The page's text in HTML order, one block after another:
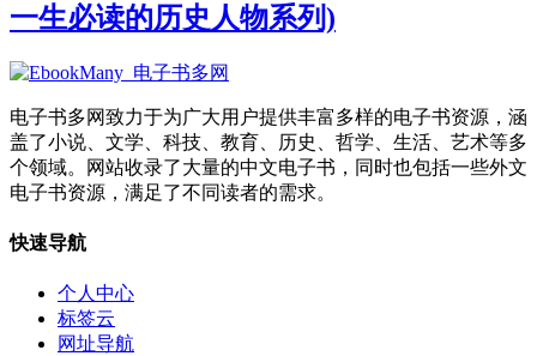
一生必读的历史人物系列)
电子书多网致力于为广大用户提供丰富多样的电子书资源，涵
盖了小说、文学、科技、教育、历史、哲学、生活、艺术等多
个领域。网站收录了大量的中文电子书，同时也包括一些外文
电子书资源，满足了不同读者的需求。
快速导航
个人中心
标签云
网址导航